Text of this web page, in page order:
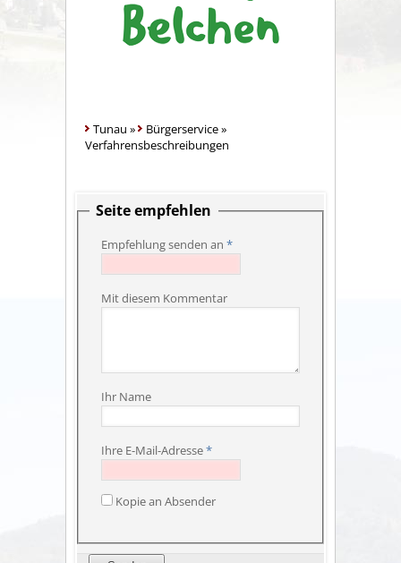
Tunau » Bürgerservice»
Verfahrensbeschreibungen
Seite empfehlen
Empfehlung senden an *
Mit diesem Kommentar
Ihr Name
Ihre E-Mail-Adresse*
Kopie an Absender